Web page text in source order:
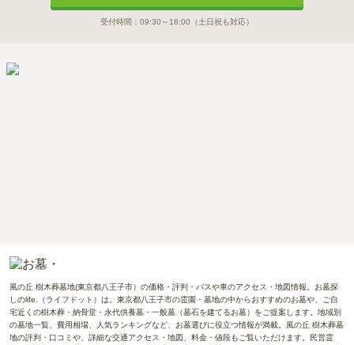
受付時間： 09:30～18:00 （土日祝も対応）
風の丘 樹木葬墓地(東京都八王子市）の価格・評判・バスや車のアクセス・地図情報。お墓探
しのlife.（ライフドット）は、東京都八王子市の霊園・墓地の中からおすすめのお墓や、ご自
宅近くの樹木葬・納骨堂・永代供養墓・一般墓（墓石を建てるお墓）をご提案します。地域別
の墓地一覧、費用相場、人気ランキングなど、お墓選びに役立つ情報が満載。風の丘 樹木葬墓
地の評判・口コミや、詳細な交通アクセス・地図、料金・値段もご覧いただけます。民営霊